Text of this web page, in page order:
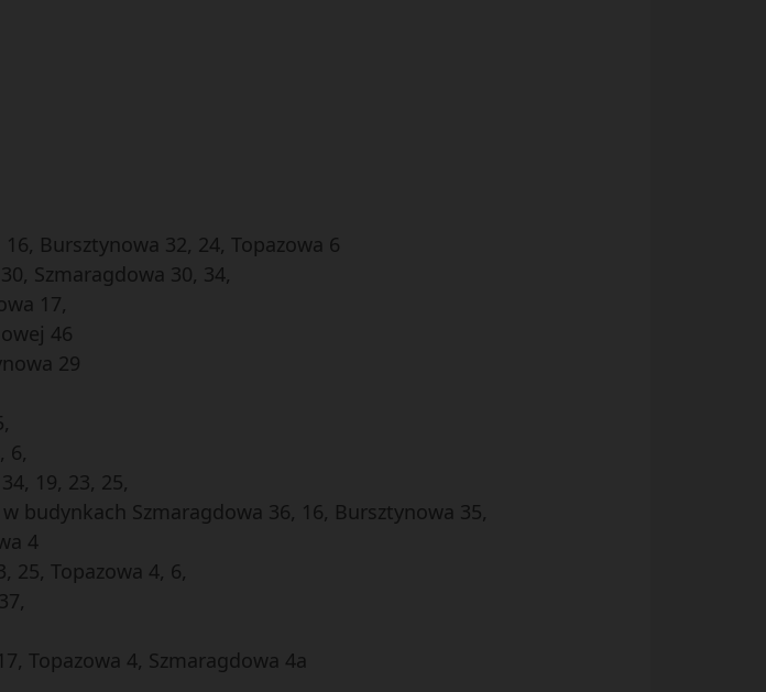
Bursztynowa 32, 24, Topazowa 6
Szmaragdowa 30, 34,
17,
46
29
6,
19, 23, 25,
budynkach Szmaragdowa 36, 16, Bursztynowa 35,
4
25, Topazowa 4, 6,
Topazowa 4, Szmaragdowa 4a